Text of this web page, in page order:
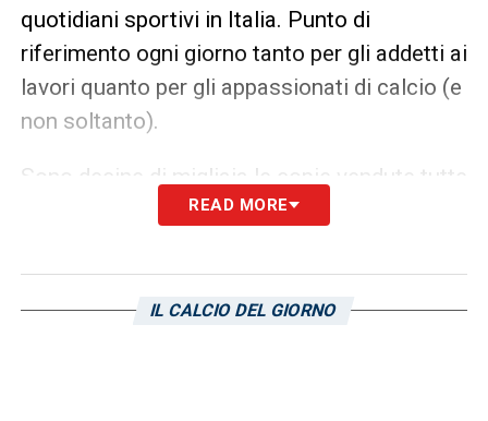
quotidiani sportivi in Italia. Punto di
riferimento ogni giorno tanto per gli addetti ai
lavori quanto per gli appassionati di calcio (e
non soltanto).
Sono decine di migliaia le copie vendute tutte
le mattine in edicola, ma un’anteprima dei
già dalla sera precedente. Ecco, allora, le
prime pagine deiQuotidiani Sportividi oggi
READ MORE
IL CALCIO DEL GIORNO